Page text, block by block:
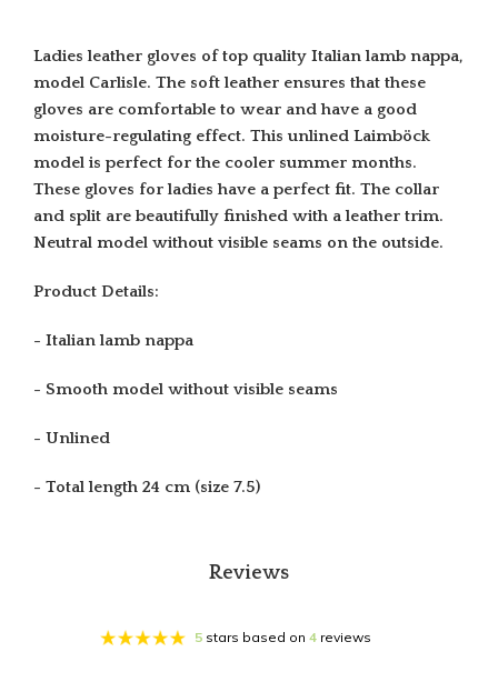
Ladies leather gloves of top quality Italian lamb nappa,
model Carlisle. The soft leather ensures that these
gloves are comfortable to wear and have a good
moisture-regulating effect. This unlined Laimböck
model is perfect for the cooler summer months.
These gloves for ladies have a perfect fit. The collar
and split are beautifully finished with a leather trim.
Neutral model without visible seams on the outside.
Product Details:
- Italian lamb nappa
- Smooth model without visible seams
- Unlined
- Total length 24 cm (size 7.5)
Reviews
5stars based on 4reviews